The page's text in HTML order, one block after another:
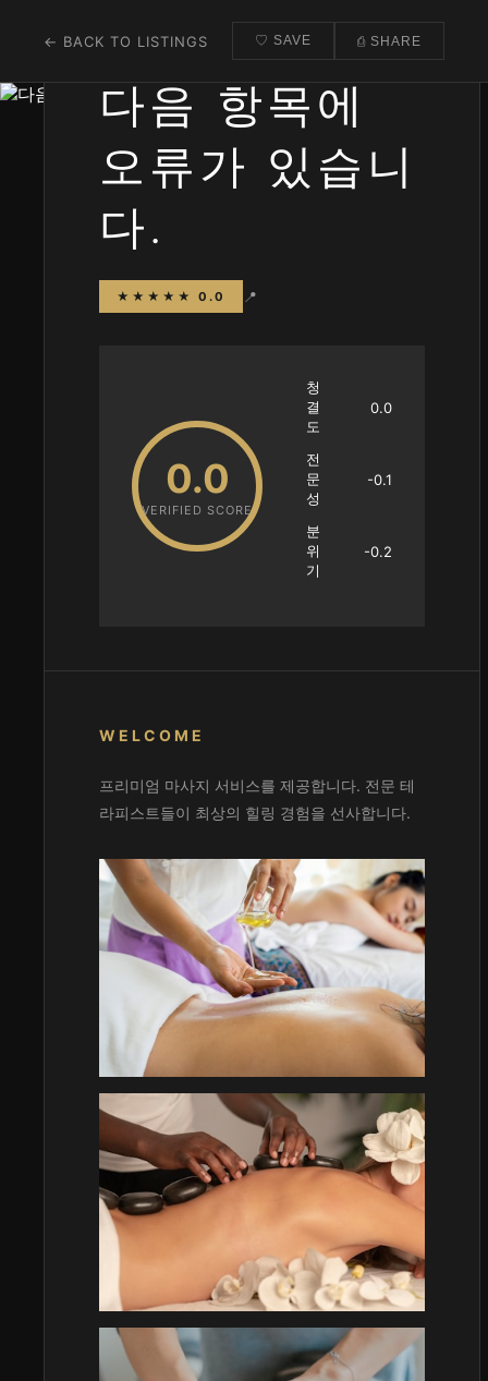
← BACK TO LISTINGS ♡ SAVE ⎙ SHARE
다음 항목에
오류가 있습니
다.
★★★★★ 0.0 📍
0.0
VERIFIED SCORE
청
결
도
0.0
전
문
성
-0.1
분
위
기
-0.2
WELCOME
프리미엄 마사지 서비스를 제공합니다. 전문 테
라피스트들이 최상의 힐링 경험을 선사합니다.